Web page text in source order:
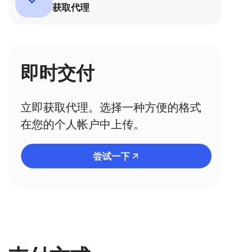
获取代理
即时交付
立即获取代理。选择一种方便的格式
在您的个人帐户中上传。
尝试一下